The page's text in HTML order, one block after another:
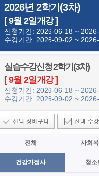
2026년 2학기(3차)
[ 9월 2일개강 ]
신청기간: 2026-06-18 ~
수강기간: 2026-09-02 ~
실습수강신청 2학기(3차)
[ 9월 2일개강 ]
신청기간: 2026-06-18 ~
수강기간: 2026-09-02 ~
전체 사회
건강가정사 청소